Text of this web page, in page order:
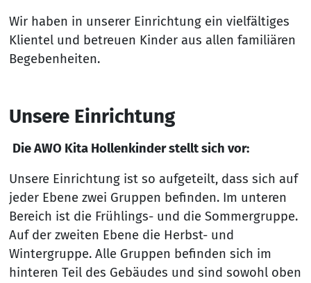
Wir haben in unserer Einrichtung ein vielfältiges
Klientel und betreuen Kinder aus allen familiären
Begebenheiten.
Unsere Einrichtung
Die AWO Kita Hollenkinder stellt sich vor:
Unsere Einrichtung ist so aufgeteilt, dass sich auf
jeder Ebene zwei Gruppen befinden. Im unteren
Bereich ist die Frühlings- und die Sommergruppe.
Auf der zweiten Ebene die Herbst- und
Wintergruppe. Alle Gruppen befinden sich im
hinteren Teil des Gebäudes und sind sowohl oben